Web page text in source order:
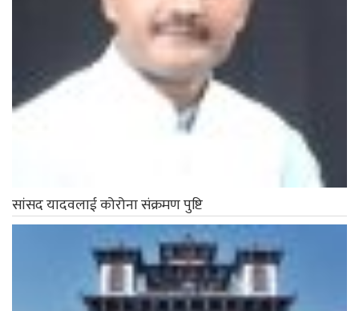
सांसद यादवलाई कोरोना संक्रमण पुष्टि